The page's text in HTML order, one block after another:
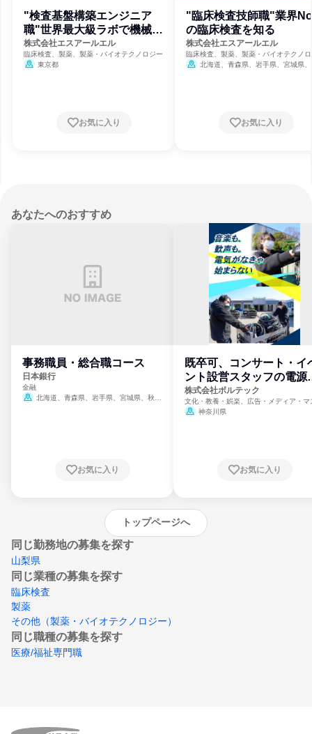
"検査基盤構築エンジニア
職"世界最大級ラボで機械の
保守点検を
株式会社エスアールエル
臨床検査、製薬、製薬・バイオテクノロジー
東京都
お気に入り
"臨床検査技師職"業界
の臨床検査を知る
株式会社エスアールエル
臨床検査、製薬、製薬・バイオテクノ
北海道、青森県、岩手県、宮城県
賀県、京都府、大阪府、兵庫県、奈良
歌山県、鳥取県、島根県、岡山県、広
お気に入り
あなたへのおすすめ
事務職員・総合職コース
日本銀行
金融
北海道、青森県、岩手県、宮城県、秋田
崎県、熊本県、大分県、宮崎県、鹿児島県、
お気に入り
既卒可、コンサート・イ
ント設営スタッフの電源
門
株式会社ボルテック
文化・教養・娯楽、広告・メディア・マ
ミ、電力・ガス・水道・エネルギー
神奈川県
お気に入り
トップページへ
同じ勤務地の募集を探す
山梨県
同じ業種の募集を探す
臨床検査
製薬
その他（製薬・バイオテクノロジー）
同じ職種の募集を探す
医療/福祉専門職